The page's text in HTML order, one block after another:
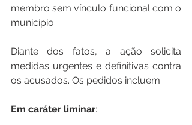
membro sem vínculo funcional com o
município.
Diante dos fatos, a ação solicita
medidas urgentes e definitivas contra
os acusados. Os pedidos incluem:
Em caráter liminar: